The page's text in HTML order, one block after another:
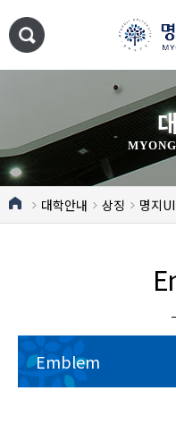
대학안내 상징 명지UI
Emblem